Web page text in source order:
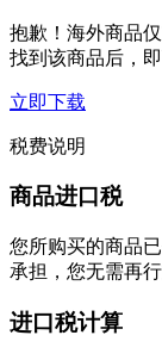
抱歉！海外商品
找到该商品后，即
立即下载
税费说明
商品进口税
您所购买的商品
承担，您无需再
进口税计算